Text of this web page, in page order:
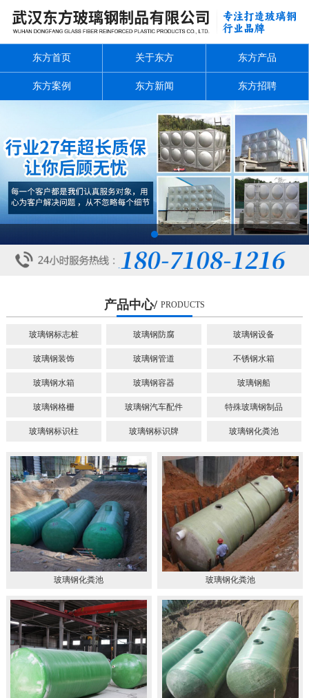
东方首页 关于东方 东方产品
东方案例 东方新闻 东方招聘
1
产品中心/ PRODUCTS
玻璃钢标志桩 玻璃钢防腐 玻璃钢设备
玻璃钢装饰 玻璃钢管道 不锈钢水箱
玻璃钢水箱 玻璃钢容器 玻璃钢船
玻璃钢格栅 玻璃钢汽车配件 特殊玻璃钢制品
玻璃钢标识柱 玻璃钢标识牌 玻璃钢化粪池
玻璃钢化粪池 玻璃钢化粪池